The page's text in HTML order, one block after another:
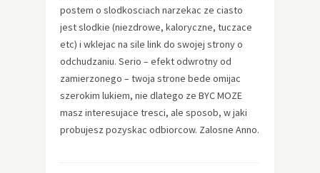
postem o slodkosciach narzekac ze ciasto
jest slodkie (niezdrowe, kaloryczne, tuczace
etc) i wklejac na sile link do swojej strony o
odchudzaniu. Serio – efekt odwrotny od
zamierzonego – twoja strone bede omijac
szerokim lukiem, nie dlatego ze BYC MOZE
masz interesujace tresci, ale sposob, w jaki
probujesz pozyskac odbiorcow. Zalosne Anno.